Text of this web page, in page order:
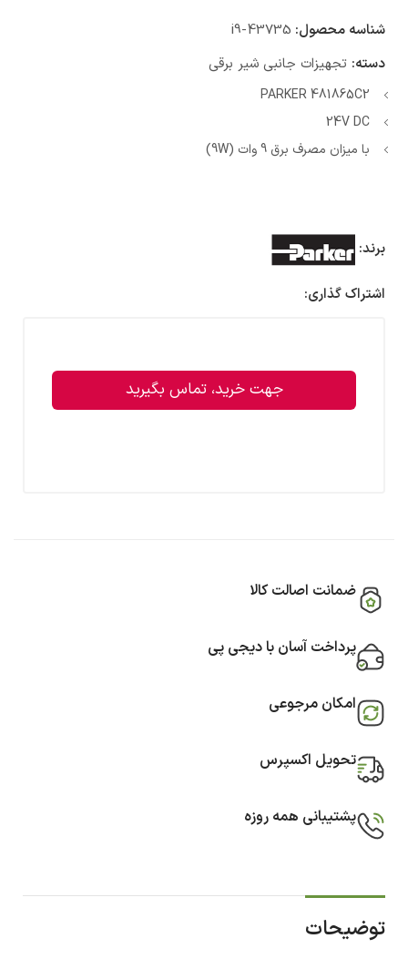
شناسه محصول: i9-43735
دسته: تجهیزات جانبی شیر برقی
PARKER 481865C2
24V DC
با میزان مصرف برق 9 وات (9W)
برند:
اشتراک گذاری:
جهت خرید، تماس بگیرید
ضمانت اصالت کالا
پرداخت آسان با دیجی پی
امکان مرجوعی
تحویل اکسپرس
پشتیبانی همه روزه
توضیحات